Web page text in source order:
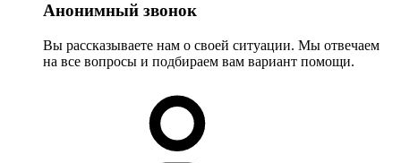
Анонимный звонок
Вы рассказываете нам о своей ситуации. Мы отвечаем
на все вопросы и подбираем вам вариант помощи.